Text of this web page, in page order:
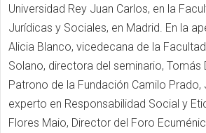
Universidad Rey Juan Carlos, en la
Jurídicas y Sociales, en Madrid. En la
Alicia Blanco, vicedecana de la
Solano, directora del seminario, Tomás
Patrono de la Fundación Camilo
experto en Responsabilidad Social y
Flores Maio, Director del Foro